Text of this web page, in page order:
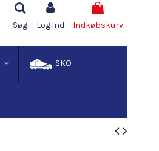
Søg Log ind Indkøbskurv
SKO